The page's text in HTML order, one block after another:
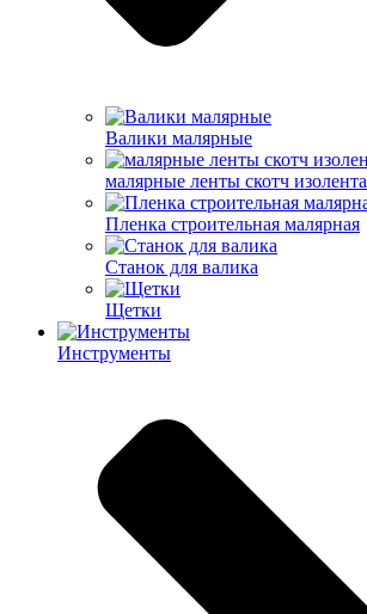
Валики малярные
малярные ленты скотч изолента
Пленка строительная малярная
Станок для валика
Щетки
Инструменты